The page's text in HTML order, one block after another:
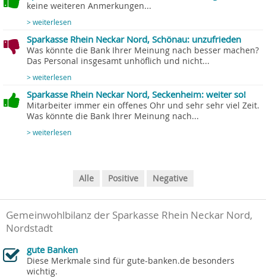
keine weiteren Anmerkungen...
> weiterlesen
Sparkasse Rhein Neckar Nord, Schönau: unzufrieden
Was könnte die Bank Ihrer Meinung nach besser machen?
Das Personal insgesamt unhöflich und nicht...
> weiterlesen
Sparkasse Rhein Neckar Nord, Seckenheim: weiter so!
Mitarbeiter immer ein offenes Ohr und sehr sehr viel Zeit.
Was könnte die Bank Ihrer Meinung nach...
> weiterlesen
Alle Positive Negative
Gemeinwohlbilanz der Sparkasse Rhein Neckar Nord,
Nordstadt
gute Banken
Diese Merkmale sind für gute-banken.de besonders
wichtig.